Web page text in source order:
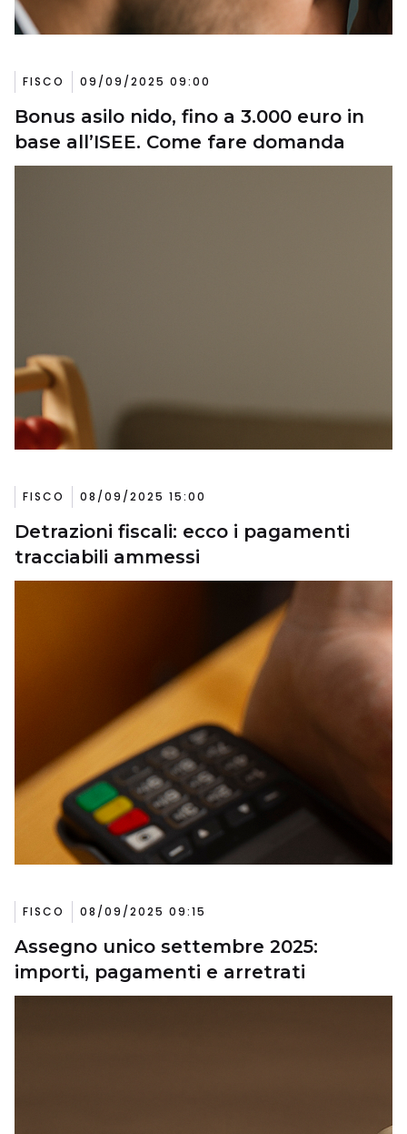
FISCO 09/09/2025 09:00
Bonus asilo nido, fino a 3.000 euro in
base all’ISEE. Come fare domanda
FISCO 08/09/2025 15:00
Detrazioni fiscali: ecco i pagamenti
tracciabili ammessi
FISCO 08/09/2025 09:15
Assegno unico settembre 2025:
importi, pagamenti e arretrati